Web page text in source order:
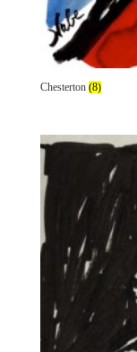
Chesterton (8)